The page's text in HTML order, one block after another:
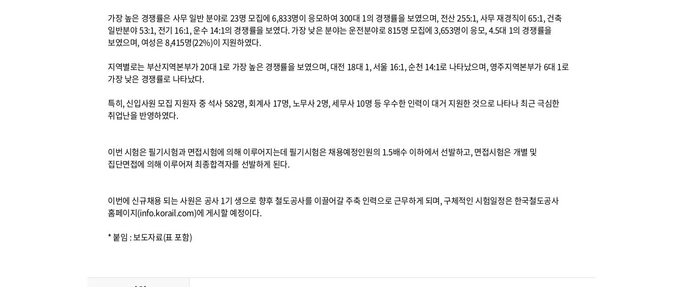
가장 높은 경쟁률은 사무 일반 분야로 23명 모집에 6,833명이 응모하여 300대 1의 경쟁률을 보였으며, 전산 255:1, 사무 재경직이 65:1, 건축
일반분야 53:1, 전기 16:1, 운수 14:1의 경쟁률을 보였다. 가장 낮은 분야는 운전분야로 815명 모집에 3,653명이 응모, 4.5대 1의 경쟁률을
보였으며, 여성은 8,415명(22%)이 지원하였다.
지역별로는 부산지역본부가 20대 1로 가장 높은 경쟁률을 보였으며, 대전 18대 1, 서울 16:1, 순천 14:1로 나타났으며, 영주지역본부가 6대 1로
가장 낮은 경쟁률로 나타났다.
특히, 신입사원 모집 지원자 중 석사 582명, 회계사 17명, 노무사 2명, 세무사 10명 등 우수한 인력이 대거 지원한 것으로 나타나 최근 극심한
취업난을 반영하였다.
이번 시험은 필기시험과 면접시험에 의해 이루어지는데 필기시험은 채용예정인원의 1.5배수 이하에서 선발하고, 면접시험은 개별 및
집단면접에 의해 이루어져 최종합격자를 선발하게 된다.
이번에 신규채용 되는 사원은 공사 1기 생으로 향후 철도공사를 이끌어갈 주축 인력으로 근무하게 되며, 구체적인 시험일정은 한국철도공사
홈페이지(info.korail.com)에 게시할 예정이다.
* 붙임 : 보도자료(표 포함)